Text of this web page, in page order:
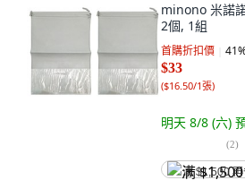
minono 米諾
2個, 1組
首購折扣價 41
$33
($16.50/1張)
明天 8/8 (六)
(2)
满 $1,500